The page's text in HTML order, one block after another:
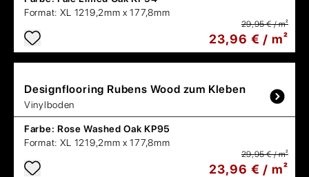
Format: XL 1219,2mm x 177,8mm
29,95 € / m²
23,96 € / m²
Designflooring Rubens Wood zum Kleben
Vinylboden
Farbe: Rose Washed Oak KP95
Format: XL 1219,2mm x 177,8mm
29,95 € / m²
23,96 € / m²